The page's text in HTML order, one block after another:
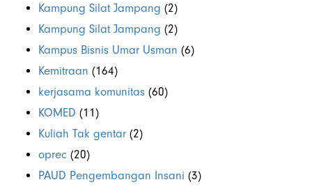
Kampung Silat Jampang (2)
Kampung Silat Jampang (2)
Kampus Bisnis Umar Usman (6)
Kemitraan (164)
kerjasama komunitas (60)
KOMED (11)
Kuliah Tak gentar (2)
oprec (20)
PAUD Pengembangan Insani (3)